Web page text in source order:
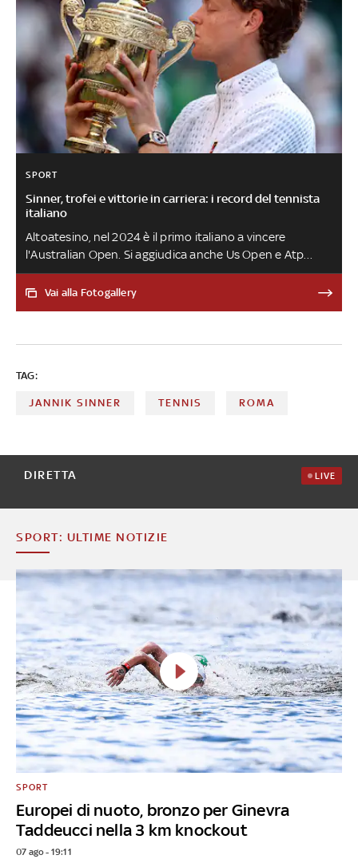
SPORT
Sinner, trofei e vittorie in carriera: i record del tennista
italiano
Altoatesino, nel 2024 è il primo italiano a vincere
l'Australian Open. Si aggiudica anche Us Open e Atp
Finals. Nel 2025 si riconferma a Melbourne, prima
della sospensione per il caso Clostebol. Nello stesso
maggio 2026, con la vittoria a Roma, completa il Career
di Federica Villa
Vai alla Fotogallery
TAG:
JANNIK SINNER TENNIS ROMA
DIRETTA LIVE
SPORT: ULTIME NOTIZIE
Europei di nuoto, bronzo per Ginevra
Taddeucci nella 3 km knockout
SPORT
07 ago - 19:11